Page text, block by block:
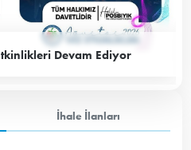
Devam Ediyor
İhale İlanları